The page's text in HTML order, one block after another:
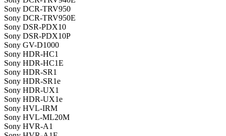
Sony DCR-TRV950
Sony DCR-TRV950E
Sony DSR-PDX10
Sony DSR-PDX10P
Sony GV-D1000
Sony HDR-HC1
Sony HDR-HC1E
Sony HDR-SR1
Sony HDR-SR1e
Sony HDR-UX1
Sony HDR-UX1e
Sony HVL-IRM
Sony HVL-ML20M
Sony HVR-A1